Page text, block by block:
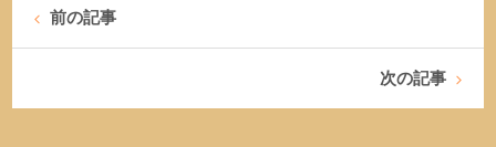
前の記事
次の記事